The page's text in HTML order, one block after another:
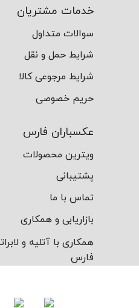
خدمات مشتریان
سوالات متداول
شرایط حمل و نقل
شرایط مرجوعی کالا
حریم خصوصی
عکسباران فارس
ویترین محصولات
پشتیبانی
تماس با ما
بازاریابی و همکاری
همکاری با آتلیه و
فارس